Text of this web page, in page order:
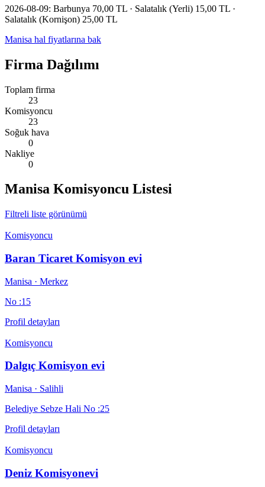
2026-08-09: Barbunya 70,00 TL · Salatalık (Yerli) 15,00 TL ·
Salatalık (Kornişon) 25,00 TL
Manisa hal fiyatlarına bak
Firma Dağılımı
Toplam firma
23
Komisyoncu
23
Soğuk hava
0
Nakliye
0
Manisa Komisyoncu Listesi
Filtreli liste görünümü
Komisyoncu
Baran Ticaret Komisyon evi
Manisa · Merkez
No :15
Profil detayları
Komisyoncu
Dalgıç Komisyon evi
Manisa · Salihli
Belediye Sebze Hali No :25
Profil detayları
Komisyoncu
Deniz Komisyonevi